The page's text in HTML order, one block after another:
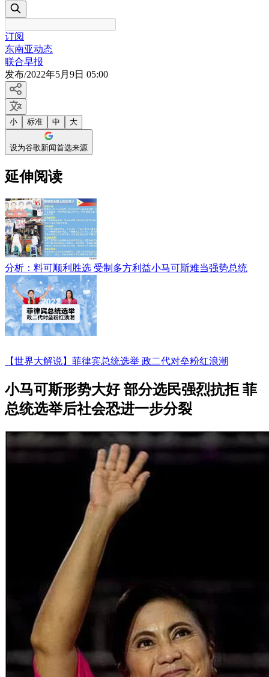
订阅
东南亚动态
联合早报
发布/2022年5月9日 05:00
小 标准 中 大
设为谷歌新闻首选来源
延伸阅读
分析：料可顺利胜选 受制多方利益小马可斯难当强势总统
【世界大解说】菲律宾总统选举 政二代对垒粉红浪潮
小马可斯形势大好 部分选民强烈抗拒 菲
总统选举后社会恐进一步分裂